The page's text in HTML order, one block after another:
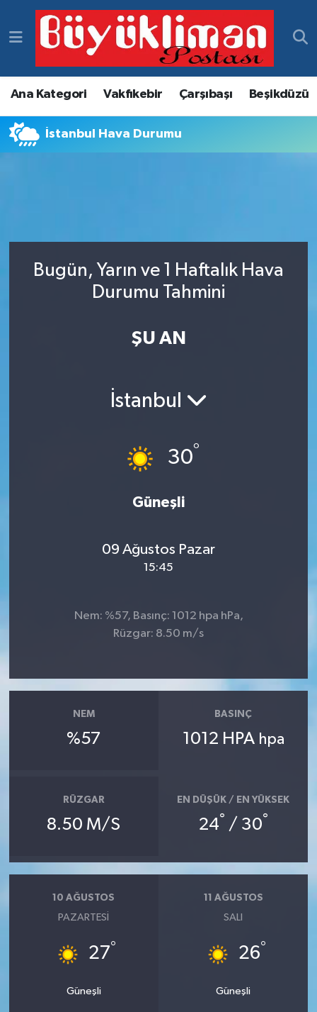
Ana Kategori Vakfıkebir Çarşıbaşı Beşikdüzü
İstanbul Hava Durumu
Bugün, Yarın ve 1 Haftalık Hava
Durumu Tahmini
ŞU AN
İstanbul
30°
Güneşli
09 Ağustos Pazar
15:45
Nem: %57, Basınç: 1012 hpa hPa,
Rüzgar: 8.50 m/s
NEM
%57
BASINÇ
1012 HPA hpa
RÜZGAR
8.50 M/S
EN DÜŞÜK / EN YÜKSEK
24° / 30°
10 AĞUSTOS
PAZARTESI
27°
Güneşli
11 AĞUSTOS
SALI
26°
Güneşli
Vakfıkebir Hava Durumu
Vakfıkebir Trafik Yoğunluk Haritası
Süper Lig Puan Durumu ve Fikstür